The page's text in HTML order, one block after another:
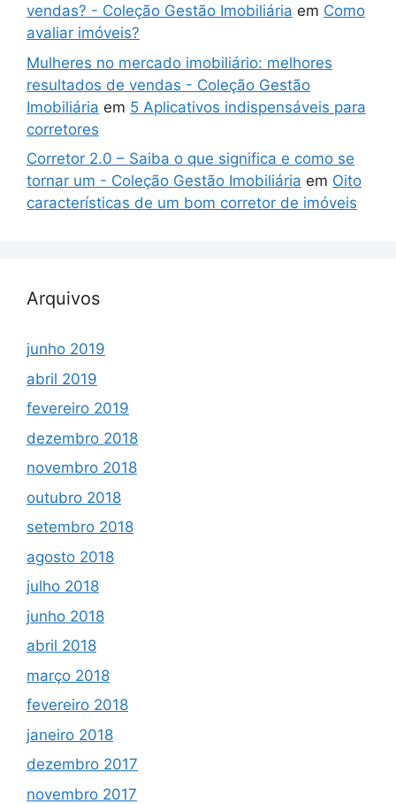
vendas? - Coleção Gestão Imobiliária em Como
avaliar imóveis?
Mulheres no mercado imobiliário: melhores
resultados de vendas - Coleção Gestão
Imobiliária em 5 Aplicativos indispensáveis para
corretores
Corretor 2.0 – Saiba o que significa e como se
tornar um - Coleção Gestão Imobiliária em Oito
características de um bom corretor de imóveis
Arquivos
junho 2019
abril 2019
fevereiro 2019
dezembro 2018
novembro 2018
outubro 2018
setembro 2018
agosto 2018
julho 2018
junho 2018
abril 2018
março 2018
fevereiro 2018
janeiro 2018
dezembro 2017
novembro 2017